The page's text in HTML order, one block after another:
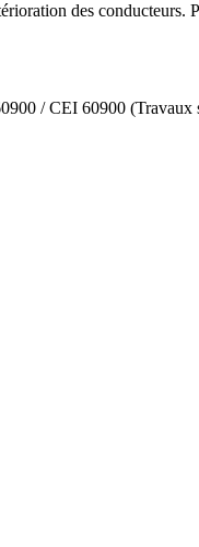
des conducteurs.
/ CEI 60900